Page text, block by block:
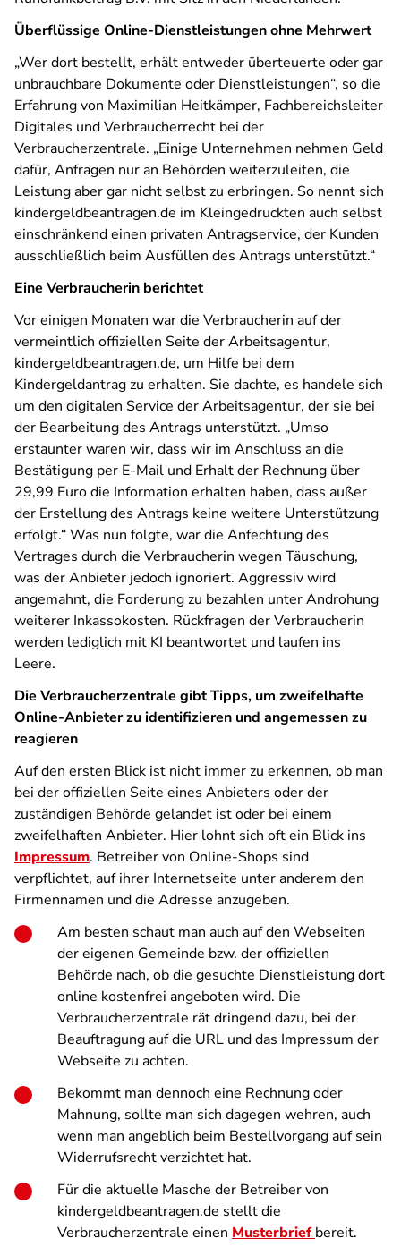
Überflüssige Online-Dienstleistungen ohne Mehrwert
„Wer dort bestellt, erhält entweder überteuerte oder gar
unbrauchbare Dokumente oder Dienstleistungen“, so die
Erfahrung von Maximilian Heitkämper, Fachbereichsleiter
Digitales und Verbraucherrecht bei der
Verbraucherzentrale. „Einige Unternehmen nehmen Geld
dafür, Anfragen nur an Behörden weiterzuleiten, die
Leistung aber gar nicht selbst zu erbringen. So nennt sich
kindergeldbeantragen.de im Kleingedruckten auch selbst
einschränkend einen privaten Antragservice, der Kunden
ausschließlich beim Ausfüllen des Antrags unterstützt.“
Eine Verbraucherin berichtet
Vor einigen Monaten war die Verbraucherin auf der
vermeintlich offiziellen Seite der Arbeitsagentur,
kindergeldbeantragen.de, um Hilfe bei dem
Kindergeldantrag zu erhalten. Sie dachte, es handele sich
um den digitalen Service der Arbeitsagentur, der sie bei
der Bearbeitung des Antrags unterstützt. „Umso
erstaunter waren wir, dass wir im Anschluss an die
Bestätigung per E-Mail und Erhalt der Rechnung über
29,99 Euro die Information erhalten haben, dass außer
der Erstellung des Antrags keine weitere Unterstützung
erfolgt.“ Was nun folgte, war die Anfechtung des
Vertrages durch die Verbraucherin wegen Täuschung,
was der Anbieter jedoch ignoriert. Aggressiv wird
angemahnt, die Forderung zu bezahlen unter Androhung
weiterer Inkassokosten. Rückfragen der Verbraucherin
werden lediglich mit KI beantwortet und laufen ins
Leere.
Die Verbraucherzentrale gibt Tipps, um zweifelhafte
Online-Anbieter zu identifizieren und angemessen zu
reagieren
Auf den ersten Blick ist nicht immer zu erkennen, ob man
bei der offiziellen Seite eines Anbieters oder der
zuständigen Behörde gelandet ist oder bei einem
zweifelhaften Anbieter. Hier lohnt sich oft ein Blick ins
Impressum. Betreiber von Online-Shops sind
verpflichtet, auf ihrer Internetseite unter anderem den
Firmennamen und die Adresse anzugeben.
Am besten schaut man auch auf den Webseiten
der eigenen Gemeinde bzw. der offiziellen
Behörde nach, ob die gesuchte Dienstleistung dort
online kostenfrei angeboten wird. Die
Verbraucherzentrale rät dringend dazu, bei der
Beauftragung auf die URL und das Impressum der
Webseite zu achten.
Bekommt man dennoch eine Rechnung oder
Mahnung, sollte man sich dagegen wehren, auch
wenn man angeblich beim Bestellvorgang auf sein
Widerrufsrecht verzichtet hat.
Für die aktuelle Masche der Betreiber von
kindergeldbeantragen.de stellt die
Verbraucherzentrale einen Musterbriefbereit.